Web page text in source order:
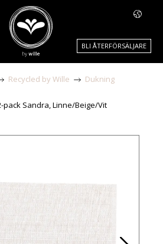
BLI ÅTERFÖRSÄLJARE
Recycled by Wille
Dukning
Sandra, Linne/Beige/Vit